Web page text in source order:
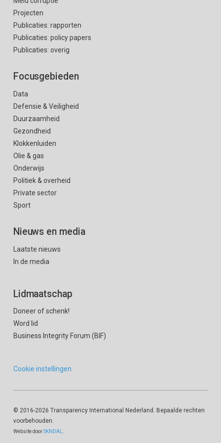
Projecten
Publicaties: rapporten
Publicaties: policy papers
Publicaties: overig
Focusgebieden
Data
Defensie & Veiligheid
Duurzaamheid
Gezondheid
Klokkenluiden
Olie & gas
Onderwijs
Politiek & overheid
Private sector
Sport
Nieuws en media
Laatste nieuws
In de media
Lidmaatschap
Doneer of schenk!
Word lid
Business Integrity Forum (BIF)
Cookie instellingen
© 2016-2026 Transparency International Nederland. Bepaalde rechten
voorbehouden.
Website doorSKNDAL